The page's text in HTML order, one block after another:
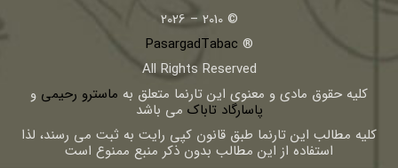
© 2010 – 2026
®
PasargadTabac
All Rights Reserved
كليه حقوق مادی و معنوی اين تارنما متعلق به ماسترو رحیمی و
پاسارگاد تاباک می باشد
کلیه مطالب این تارنما طبق قانون کپی رایت به ثبت می رسند، لذا
استفاده از این مطالب بدون ذکر منبع ممنوع است